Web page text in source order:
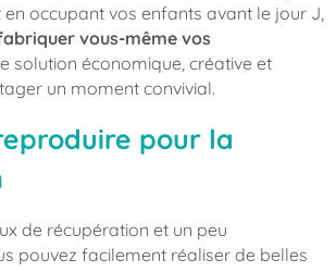
occupant vos enfants avant le jour J,
vous-même vos
solution économique, créative et
un moment convivial.
pour la
de récupération et un peu
pouvez facilement réaliser de belles